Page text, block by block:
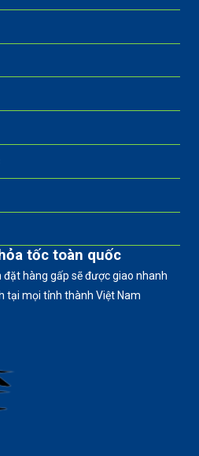
tốc toàn quốc
đặt hàng gấp sẽ được giao nhanh
tại mọi tỉnh thành Việt Nam